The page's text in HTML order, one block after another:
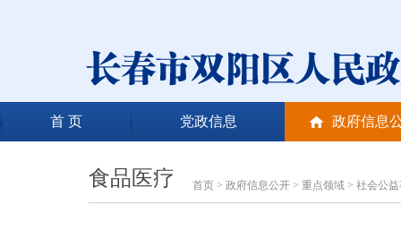
首 页 党政信息 政府信息
食品医疗 首页 > 政府信息公开 > 重点领域 > 社会公